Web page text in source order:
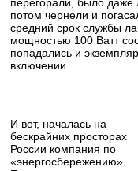
потом чернели и
средний срок службы
мощностью 100 Ватт
попадались и
включении.
И вот, началась на
бескрайних просторах
России компания по
«энергосбережению».